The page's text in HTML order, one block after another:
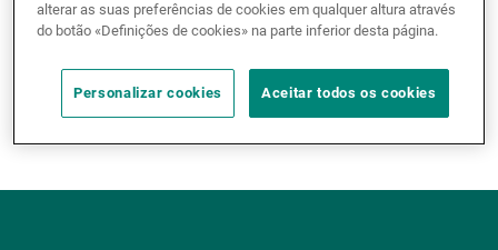
Gestores de ativos externos
alterar as suas preferências de cookies em qualquer altura através
do botão «Definições de cookies» na parte inferior desta página.
Personalizar cookies Aceitar todos os cookies